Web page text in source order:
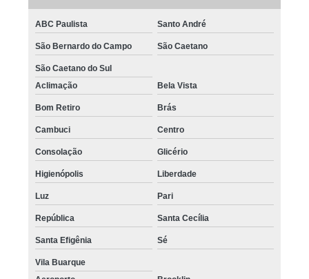
ABC Paulista Santo André
São Bernardo do Campo São Caetano
São Caetano do Sul
Aclimação
Bela Vista
Bom Retiro Brás
Cambuci Centro
Consolação Glicério
Higienópolis Liberdade
Luz Pari
República Santa Cecília
Santa Efigênia Sé
Vila Buarque